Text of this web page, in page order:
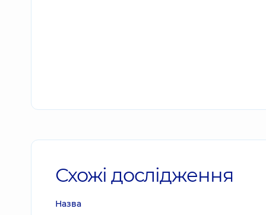
Схожі дослідження
Назва